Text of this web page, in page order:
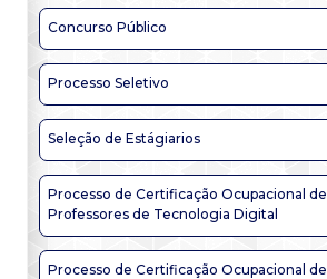
Concurso Público
Processo Seletivo
Seleção de Estágiarios
Processo de Certificação Ocupacional de
Professores de Tecnologia Digital
Processo de Certificação Ocupacional de